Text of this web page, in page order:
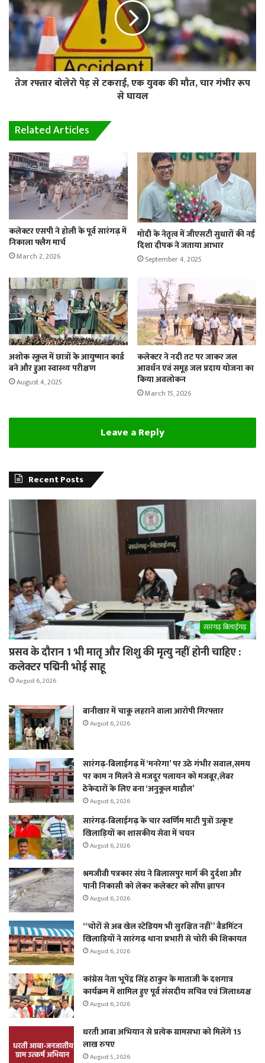
तेज रफ्तार बोलेरो पेड़ से टकराई, एक युवक की मौत, चार गंभीर रूप
से घायल
Related Articles
कलेक्टर एसपी ने होली के पूर्व सारंगढ़ में
निकाला फ्लैग मार्च
March 2, 2026
मोदी के नेतृत्व में जीएसटी सुधारों की नई
दिशा दीपक ने जताया आभार
September 4, 2025
अशोक स्कूल में छात्रों के आयुष्मान कार्ड
बने और हुआ स्वास्थ्य परीक्षण
August 4, 2025
कलेक्टर ने नदी तट पर जाकर जल
आवर्धन एवं समूह जल प्रदाय योजना का
किया अवलोकन
March 15, 2026
Leave a Reply
Recent Posts
सारंगढ़ बिलाईगढ़
प्रसव के दौरान 1 भी मातृ और शिशु की मृत्यु नहीं होनी चाहिए :
कलेक्टर पद्मिनी भोई साहू
August 6, 2026
बानीखार में चाकू लहराने वाला आरोपी गिरफ्तार
August 6, 2026
सारंगढ़-बिलाईगढ़ में ‘मनरेगा’ पर उठे गंभीर सवाल,समय
पर काम न मिलने से मजदूर पलायन को मजबूर,लेबर
ठेकेदारों के लिए बना ‘अनुकूल माहौल’
August 6, 2026
सारंगढ़-बिलाईगढ़ के चार स्वर्णिम माटी पुत्रों उत्कृष्ट
खिलाड़ियों का शासकीय सेवा में चयन
August 6, 2026
श्रमजीवी पत्रकार संघ ने बिलासपुर मार्ग की दुर्दशा और
पानी निकासी को लेकर कलेक्टर को सौंपा ज्ञापन
August 6, 2026
“चोरों से अब खेल स्टेडियम भी सुरक्षित नहीं” बैडमिंटन
खिलाड़ियों ने सारंगढ़ थाना प्रभारी से चोरी की शिकायत
August 6, 2026
कांग्रेस नेता भूपेंद्र सिंह ठाकुर के माताजी के दशगात्र
कार्यक्रम में शामिल हुए पूर्व संसदीय सचिव एवं जिलाध्यक्ष
August 6, 2026
धरती आबा अभियान से प्रत्येक ग्रामसभा को मिलेंगे 15
लाख रुपए
August 5, 2026